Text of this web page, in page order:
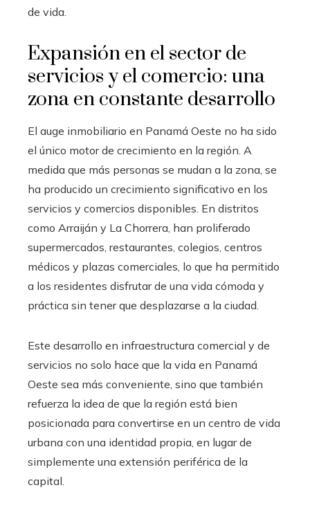
de vida.
Expansión en el sector de
servicios y el comercio: una
zona en constante desarrollo
El auge inmobiliario en Panamá Oeste no ha sido
el único motor de crecimiento en la región. A
medida que más personas se mudan a la zona, se
ha producido un crecimiento significativo en los
servicios y comercios disponibles. En distritos
como Arraiján y La Chorrera, han proliferado
supermercados, restaurantes, colegios, centros
médicos y plazas comerciales, lo que ha permitido
a los residentes disfrutar de una vida cómoda y
práctica sin tener que desplazarse a la ciudad.
Este desarrollo en infraestructura comercial y de
servicios no solo hace que la vida en Panamá
Oeste sea más conveniente, sino que también
refuerza la idea de que la región está bien
posicionada para convertirse en un centro de vida
urbana con una identidad propia, en lugar de
simplemente una extensión periférica de la
capital.